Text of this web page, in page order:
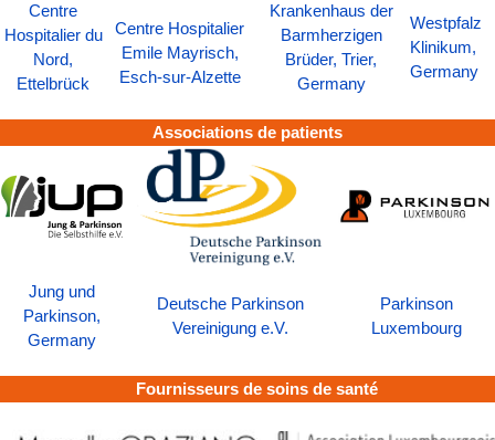
Centre
Hospitalier du
Nord,
Ettelbrück
Centre Hospitalier
Emile Mayrisch,
Esch-sur-Alzette
Krankenhaus der
Barmherzigen
Brüder, Trier,
Germany
Westpfalz
Klinikum,
Germany
Associations de patients
Jung und
Parkinson,
Germany
Deutsche Parkinson
Vereinigung e.V.
Parkinson
Luxembourg
Fournisseurs de soins de santé